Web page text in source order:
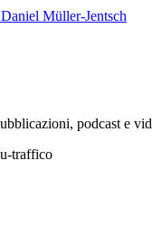
Müller-Jentsch
podcast e
traffico